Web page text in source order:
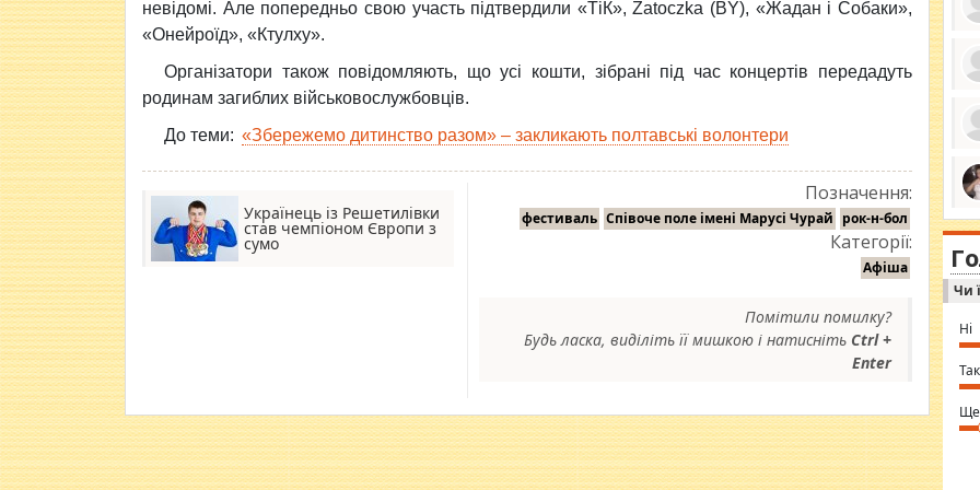
невідомі. Але попередньо свою участь підтвердили «ТіК», Zatoczka (BY), «Жадан і Собаки»,
«Онейроїд», «Ктулху».
Організатори також повідомляють, що усі кошти, зібрані під час концертів передадуть
родинам загиблих військовослужбовців.
До теми: «Збережемо дитинство разом» – закликають полтавські волонтери
Українець із Решетилівки
став чемпіоном Європи з
сумо
Позначення:
фестиваль Співоче поле імені Марусі Чурай рок-н-бол
Категорії:
Афіша
Помітили помилку?
Будь ласка, виділіть її мишкою і натисніть Ctrl +
Enter
за
ми
in
⇒
Чи
Ні
Так
Ще